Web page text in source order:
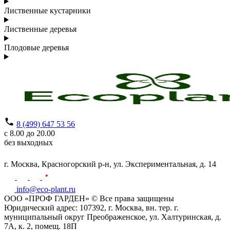
Лиственные кустарники
Лиственные деревья
Плодовые деревья
8 (499) 647 53 56
с 8.00 до 20.00
без выходных
г. Москва, Красногорский р-н, ул. Экспериментальная, д. 14
info@eco-plant.ru
ООО «ПРОФ ГАРДЕН» © Все права защищены
Юридический адрес: 107392, г. Москва, вн. тер. г.
муниципальный округ Преображенское, ул. Халтуринская, д.
7А, к. 2, помещ. 18П